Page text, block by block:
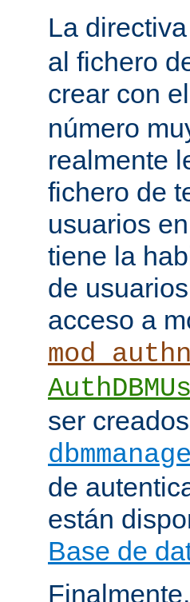
La directiva
al fichero
crear con
número
realmente
fichero de
usuarios
tiene la
de
acceso a
ser
dbmmanage
de
están
Base de